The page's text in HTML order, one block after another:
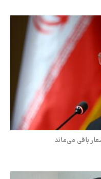
باقی می‌ماند